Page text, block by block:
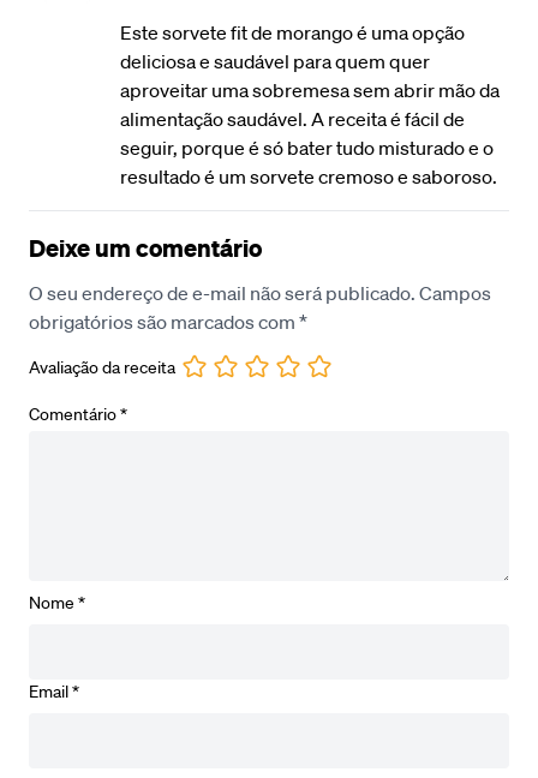
Este sorvete fit de morango é uma opção
deliciosa e saudável para quem quer
aproveitar uma sobremesa sem abrir mão da
alimentação saudável. A receita é fácil de
seguir, porque é só bater tudo misturado e o
resultado é um sorvete cremoso e saboroso.
Deixe um comentário
O seu endereço de e-mail não será publicado. Campos
obrigatórios são marcados com *
Avaliação da receita
Comentário*
Nome *
Email*